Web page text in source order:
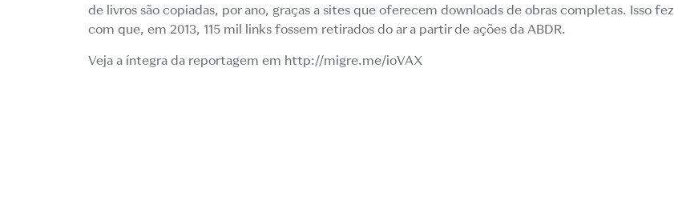
de livros são copiadas, por ano, graças a sites que oferecem downloads de obras completas. Isso fez
com que, em 2013, 115 mil links fossem retirados do ar a partir de ações da ABDR.
Veja a íntegra da reportagem em http://migre.me/ioVAX